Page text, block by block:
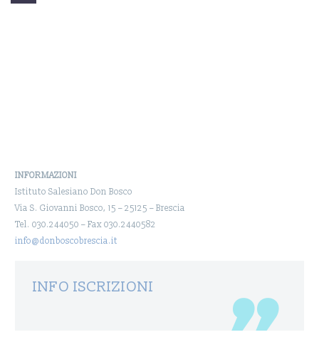
INFORMAZIONI
Istituto Salesiano Don Bosco
Via S. Giovanni Bosco, 15 – 25125 – Brescia
Tel. 030.244050 – Fax 030.2440582
info@donboscobrescia.it
INFO ISCRIZIONI